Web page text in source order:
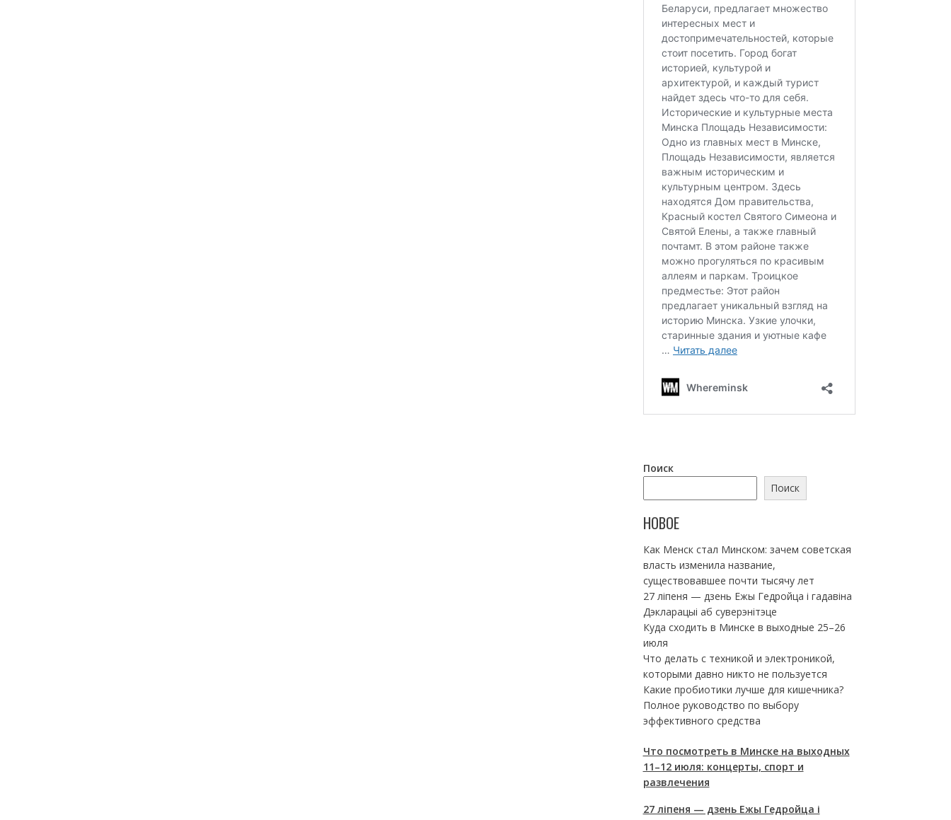
Поиск
Поиск
НОВОЕ
Как Менск стал Минском: зачем советская
власть изменила название,
существовавшее почти тысячу лет
27 ліпеня — дзень Ежы Гедройца і гадавіна
Дэкларацыі аб суверэнітэце
Куда сходить в Минске в выходные 25–26
июля
Что делать с техникой и электроникой,
которыми давно никто не пользуется
Какие пробиотики лучше для кишечника?
Полное руководство по выбору
эффективного средства
Что посмотреть в Минске на выходных
11–12 июля: концерты, спорт и
развлечения
27 ліпеня — дзень Ежы Гедройца і